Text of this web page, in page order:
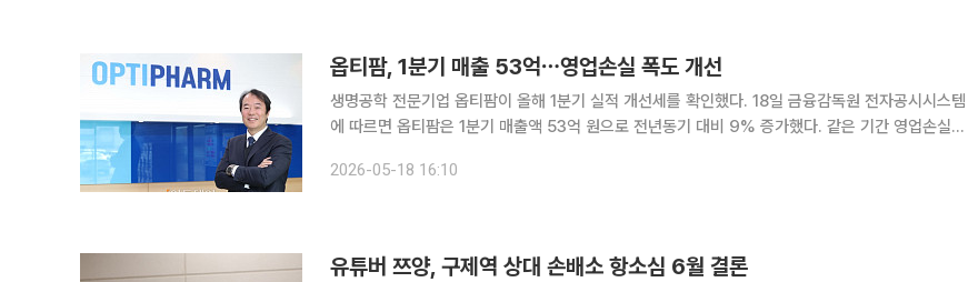
옵티팜, 1분기 매출 53억⋯영업손실 폭도 개선
생명공학 전문기업 옵티팜이 올해 1분기 실적 개선세를 확인했다. 18일 금융감독원 전자공시시스템
에 따르면 옵티팜은 1분기 매출액 53억 원으로 전년동기 대비 9% 증가했다. 같은 기간 영업손실은
관계자는 “1분기는 통상적으로 연중 매출 규모가 가장 적은 시
2026-05-18 16:10
유튜버 쯔양, 구제역 상대 손배소 항소심 6월 결론